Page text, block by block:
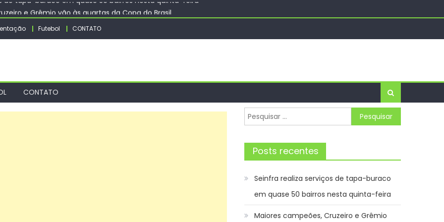
e Grêmio vão às quartas da Copa do Brasil
da Comlurb prorroga até 20 de agosto a mostra Renascimento Urbano, reunindo arte, música e natureza –
Rio de Janeiro
abre chamada para projetos de extensão para acesso, permanência e êxito estudantil – IFSP
de tapa-buraco em quase 50 bairros nesta quinta-feira
Futebol CONTATO
CONTATO
Pesquisar
por:
Posts recentes
Seinfra realiza serviços de tapa-buraco
em quase 50 bairros nesta quinta-feira
Maiores campeões, Cruzeiro e Grêmio